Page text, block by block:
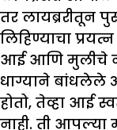
तर लायब्ररीतून
लिहिण्याचा
आई आणि मुलीचे
धाग्याने बांधलेले
होतो, तेव्हा आई
नाही. ती